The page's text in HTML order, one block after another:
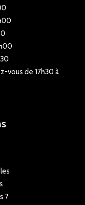
vous de 17h30 à
?